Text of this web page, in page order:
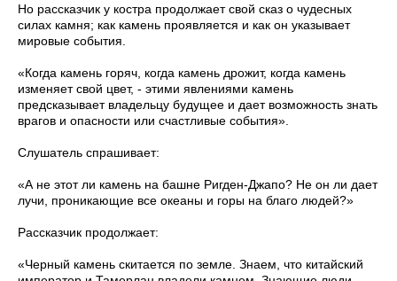
Но рассказчик у костра продолжает свой сказ о чудесных
силах камня; как камень проявляется и как он указывает
мировые события.
«Когда камень горяч, когда камень дрожит, когда камень
изменяет свой цвет, - этими явлениями камень
предсказывает владельцу будущее и дает возможность знать
врагов и опасности или счастливые события».
Слушатель спрашивает:
«А не этот ли камень на башне Ригден-Джапо? Не он ли дает
лучи, проникающие все океаны и горы на благо людей?»
Рассказчик продолжает:
«Черный камень скитается по земле. Знаем, что китайский